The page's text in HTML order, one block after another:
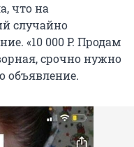
что на
случайно
«10 000 Р. Продам
срочно нужно
объявление.